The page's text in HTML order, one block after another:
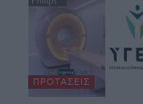
ΠΡΟΤΆΣΕΙΣ